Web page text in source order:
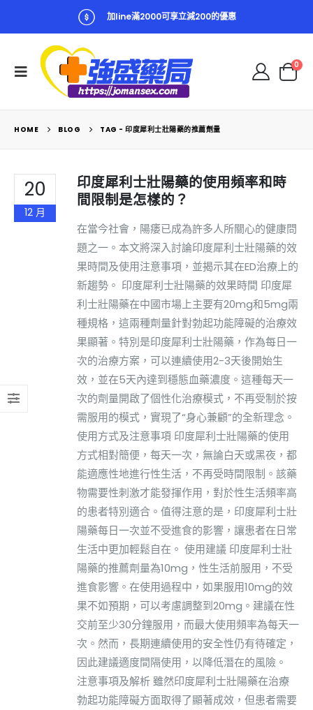
加line滿2000可享立減200的優惠
0
HOME BLOG TAG - 印度犀利士壯陽藥的推薦劑量
20
12 月
印度犀利士壯陽藥的使用頻率和時
間限制是怎樣的？
在當今社會，陽痿已成為許多人所關心的健康問
題之一。本文將深入討論印度犀利士壯陽藥的效
果時間及使用注意事項，並揭示其在ED治療上的
新趨勢。 印度犀利士壯陽藥的效果時間 印度犀
利士壯陽藥在中國市場上主要有20mg和5mg兩
種規格，這兩種劑量針對勃起功能障礙的治療效
果顯著。特別是印度犀利士壯陽藥，作為每日一
次的治療方案，可以連續使用2-3天後開始生
效，並在5天內達到穩態血藥濃度。這種每天一
次的劑量開啟了個性化治療模式，不再受制於按
需服用的模式，實現了“身心兼顧”的全新理念。
使用方式及注意事項 印度犀利士壯陽藥的使用
方式相對簡便，每天一次，無論白天或黑夜，都
能適應性地進行性生活，不再受時間限制。該藥
物需要性刺激才能發揮作用，對於性生活頻率高
的患者特別適合。值得注意的是，印度犀利士壯
陽藥每日一次並不受進食的影響，讓患者在日常
生活中更加輕鬆自在。 使用建議 印度犀利士壯
陽藥的推薦劑量為10mg，性生活前服用，不受
進食影響。在使用過程中，如果服用10mg的效
果不如預期，可以考慮調整到20mg。建議在性
交前至少30分鐘服用，而最大使用頻率為每天一
次。然而，長期連續使用的安全性仍有待確定，
因此建議適度間隔使用，以降低潛在的風險。
注意事項及解析 雖然印度犀利士壯陽藥在治療
勃起功能障礙方面取得了顯著成效，但患者需要